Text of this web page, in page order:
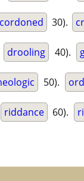
cordoned 30).
drooling 40).
50).
riddance 60).